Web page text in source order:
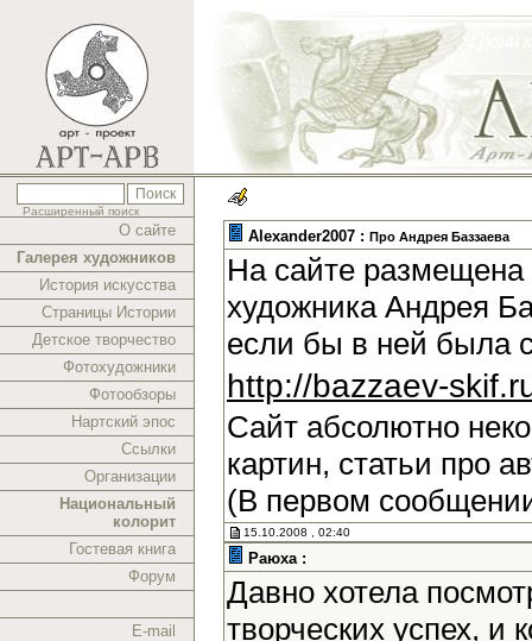
Расширенный поиск
О сайте
Галерея художников
История искусства
Страницы Истории
Детское творчество
Фотохудожники
Фотообзоры
Нартский эпос
Ссылки
Организации
Национальный
колорит
Гостевая книга
Форум
E-mail
Alexander2007 : Про Андрея Баззаева
На сайте размещена
художника Андрея
если бы в ней была
http://bazzaev-
Сайт абсолютно
картин, статьи про
(В первом
15.10.2008 , 02:40
Раюха :
Давно хотела
творческих успех,